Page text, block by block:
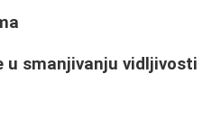
u smanjivanju vidljivosti